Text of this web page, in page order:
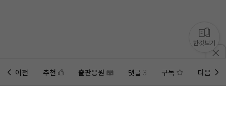
이전 추천 출판응원 댓글 3 구독 다음
한컷보기
홈에미노벨 웹추가하기 미노벨 앱설치하기